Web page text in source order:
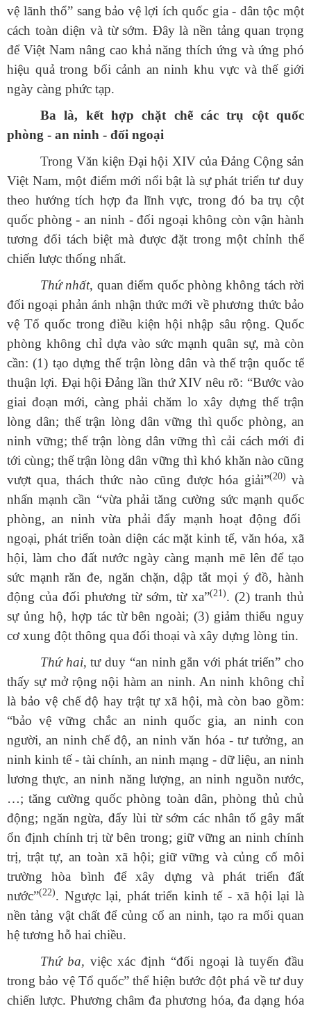
vệ lãnh thổ” sang bảo vệ lợi ích quốc gia - dân tộc một
cách toàn diện và từ sớm. Đây là nền tảng quan trọng
để Việt Nam nâng cao khả năng thích ứng và ứng phó
hiệu quả trong bối cảnh an ninh khu vực và thế giới
ngày càng phức tạp.
Ba là, kết hợp chặt chẽ các trụ cột quốc
phòng - an ninh - đối ngoại
Trong Văn kiện Đại hội XIV của Đảng Cộng sản
Việt Nam, một điểm mới nổi bật là sự phát triển tư duy
theo hướng tích hợp đa lĩnh vực, trong đó ba trụ cột
quốc phòng - an ninh - đối ngoại không còn vận hành
tương đối tách biệt mà được đặt trong một chỉnh thể
chiến lược thống nhất.
Thứ nhất, quan điểm quốc phòng không tách rời
đối ngoại phản ánh nhận thức mới về phương thức bảo
vệ Tổ quốc trong điều kiện hội nhập sâu rộng. Quốc
phòng không chỉ dựa vào sức mạnh quân sự, mà còn
cần: (1) tạo dựng thế trận lòng dân và thế trận quốc tế
thuận lợi. Đại hội Đảng lần thứ XIV nêu rõ: “Bướcvào
giai đoạn mới, càng phải chăm lo xây dựng thế trận
lòng dân; thế trận lòng dân vững thì quốc phòng, an
ninh vững; thế trận lòng dân vững thì cải cách mới đi
tới cùng; thế trận lòng dân vững thì khó khăn nào cũng
vượt qua, thách thức nào cũng được hóa giải”(20) và
nhấn mạnh cần “vừa phải tăng cường sức mạnh quốc
phòng, an ninh vừa phải đẩy mạnh hoạt động đối
ngoại, phát triển toàn diện các mặt kinh tế, văn hóa, xã
hội, làm cho đất nước ngày càng mạnh mẽ lên để tạo
sức mạnh răn đe, ngăn chặn, dập tắt mọi ý đồ, hành
động của đối phương từ sớm, từ xa”(21). (2) tranh thủ
sự ủng hộ, hợp tác từ bên ngoài; (3) giảm thiểu nguy
cơ xung đột thông qua đối thoại và xây dựng lòng tin.
Thứ hai, tư duy “an ninh gắn với phát triển” cho
thấy sự mở rộng nội hàm an ninh. An ninh không chỉ
là bảo vệ chế độ hay trật tự xã hội, mà còn bao gồm:
“bảo vệ vững chắc an ninh quốc gia, an ninh con
người, an ninh chế độ, an ninh văn hóa - tư tưởng, an
ninh kinh tế - tài chính, an ninh mạng - dữ liệu, an ninh
lương thực, an ninh năng lượng, an ninh nguồn nước,
…; tăng cường quốc phòng toàn dân, phòng thủ chủ
động; ngăn ngừa, đẩy lùi từ sớm các nhân tố gây mất
ổn định chính trị từ bên trong; giữ vững an ninh chính
trị, trật tự, an toàn xã hội; giữ vững và củng cố môi
trường hòa bình để xây dựng và phát triển đất
nước”(22). Ngược lại, phát triển kinh tế - xã hội lại là
nền tảng vật chất để củng cố an ninh, tạo ra mối quan
hệ tương hỗ hai chiều.
Thứ ba, việc xác định “đối ngoại là tuyến đầu
trong bảo vệ Tổ quốc” thể hiện bước đột phá về tư duy
chiến lược. Phương châm đa phương hóa, đa dạng hóa